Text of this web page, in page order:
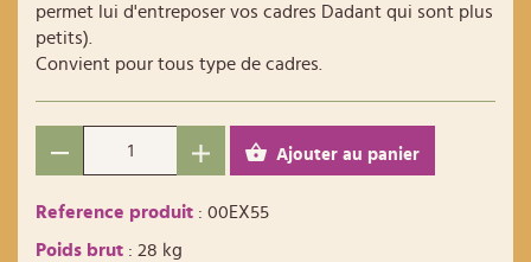
permet lui d'entreposer vos cadres Dadant qui sont plus
petits).
Convient pour tous type de cadres.
Ajouter au panier
Reference produit : 00EX55
Poids brut : 28 kg